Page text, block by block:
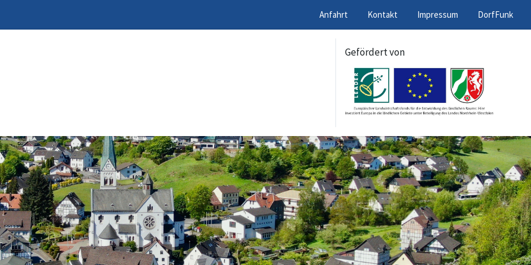
Anfahrt Kontakt Impressum DorfFunk
Gefördert von